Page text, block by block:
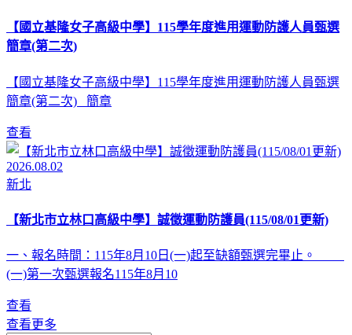
【國立基隆女子高級中學】115學年度進用運動防護人員甄選
簡章(第二次)
【國立基隆女子高級中學】115學年度進用運動防護人員甄選
簡章(第二次) 簡章
查看
2026.08.02
新北
【新北市立林口高級中學】誠徵運動防護員(115/08/01更新)
一、報名時間：115年8月10日(一)起至缺額甄選完畢止。
(一)第一次甄選報名115年8月10
查看
查看更多